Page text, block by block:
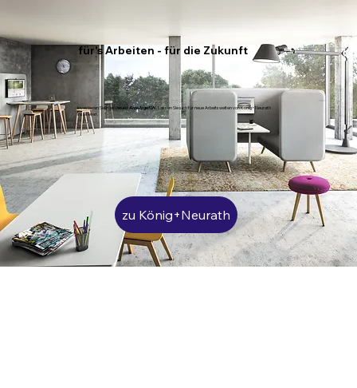
für's Arbeiten - für die Zukunft
Investieren Sie in einneues Arbeitsgefühl. Lassen Sie sich für neue Arbeitswelten von König+Neurath
inspirieren.
zu König+Neurath